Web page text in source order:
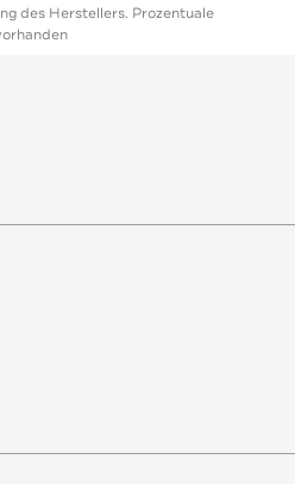
des Herstellers. Prozentuale